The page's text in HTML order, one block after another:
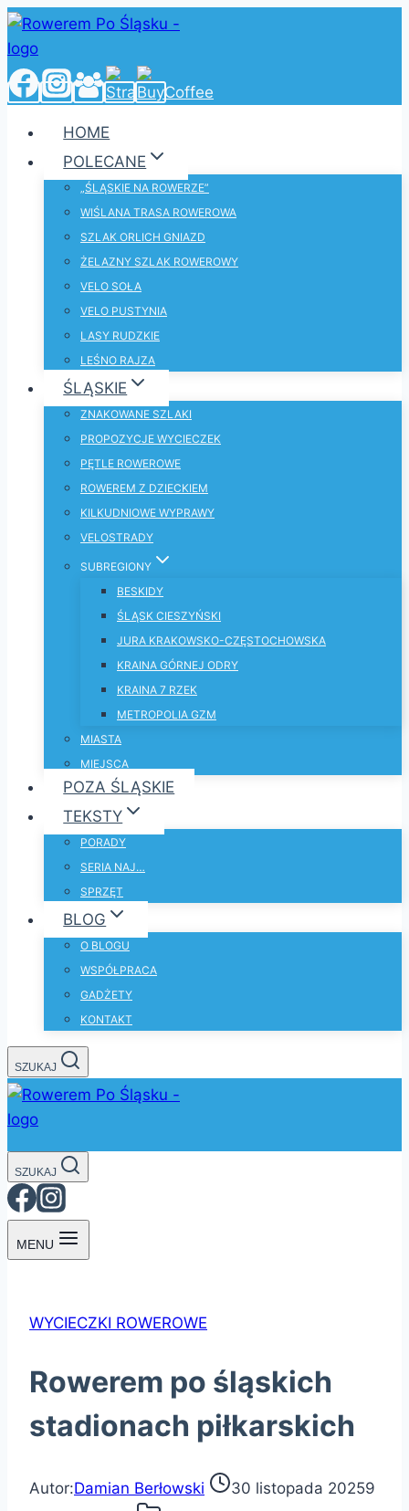
Przejdź
do
treści
HOME
POLECANE
„ŚLĄSKIE NA ROWERZE”
WIŚLANA TRASA ROWEROWA
SZLAK ORLICH GNIAZD
ŻELAZNY SZLAK ROWEROWY
VELO SOŁA
VELO PUSTYNIA
LASY RUDZKIE
LEŚNO RAJZA
ŚLĄSKIE
ZNAKOWANE SZLAKI
PROPOZYCJE WYCIECZEK
PĘTLE ROWEROWE
ROWEREM Z DZIECKIEM
KILKUDNIOWE WYPRAWY
VELOSTRADY
SUBREGIONY
BESKIDY
ŚLĄSK CIESZYŃSKI
JURA KRAKOWSKO-CZĘSTOCHOWSKA
KRAINA GÓRNEJ ODRY
KRAINA 7 RZEK
METROPOLIA GZM
MIASTA
MIEJSCA
POZA ŚLĄSKIE
TEKSTY
PORADY
SERIA NAJ…
SPRZĘT
BLOG
O BLOGU
WSPÓŁPRACA
GADŻETY
KONTAKT
SZUKAJ
SZUKAJ
MENU
WYCIECZKI ROWEROWE
Rowerem po śląskich
stadionach piłkarskich
Autor:Damian Berłowski 30 listopada 20259